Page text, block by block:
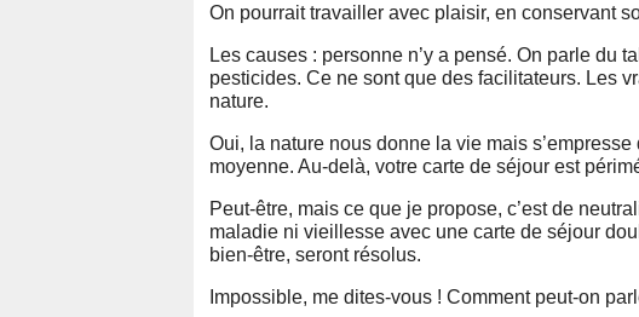
On pourrait travailler avec plaisir, en conservant
Les causes : personne n’y a pensé. On parle du
pesticides. Ce ne sont que des facilitateurs. Les
nature.
Oui, la nature nous donne la vie mais
moyenne. Au-delà, votre carte de séjour est
Peut-être, mais ce que je propose, c’est de
maladie ni vieillesse avec une carte de séjour
bien-être, seront résolus.
Impossible, me dites-vous ! Comment peut-on